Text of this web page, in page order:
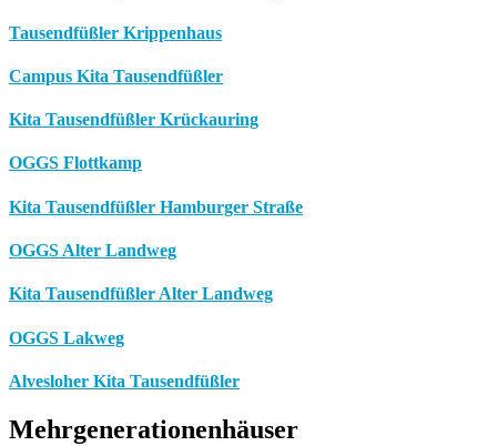
Tausendfüßler Krippenhaus
Campus Kita Tausendfüßler
Kita Tausendfüßler Krückauring
OGGS Flottkamp
Kita Tausendfüßler Hamburger Straße
OGGS Alter Landweg
Kita Tausendfüßler Alter Landweg
OGGS Lakweg
Alvesloher Kita Tausendfüßler
Mehrgenerationenhäuser